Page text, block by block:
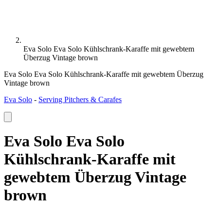
Eva Solo Eva Solo Kühlschrank-Karaffe mit gewebtem
Überzug Vintage brown
Eva Solo Eva Solo Kühlschrank-Karaffe mit gewebtem Überzug
Vintage brown
Eva Solo - Serving Pitchers & Carafes
Eva Solo Eva Solo
Kühlschrank-Karaffe mit
gewebtem Überzug Vintage
brown